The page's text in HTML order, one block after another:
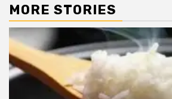
MORE STORIES